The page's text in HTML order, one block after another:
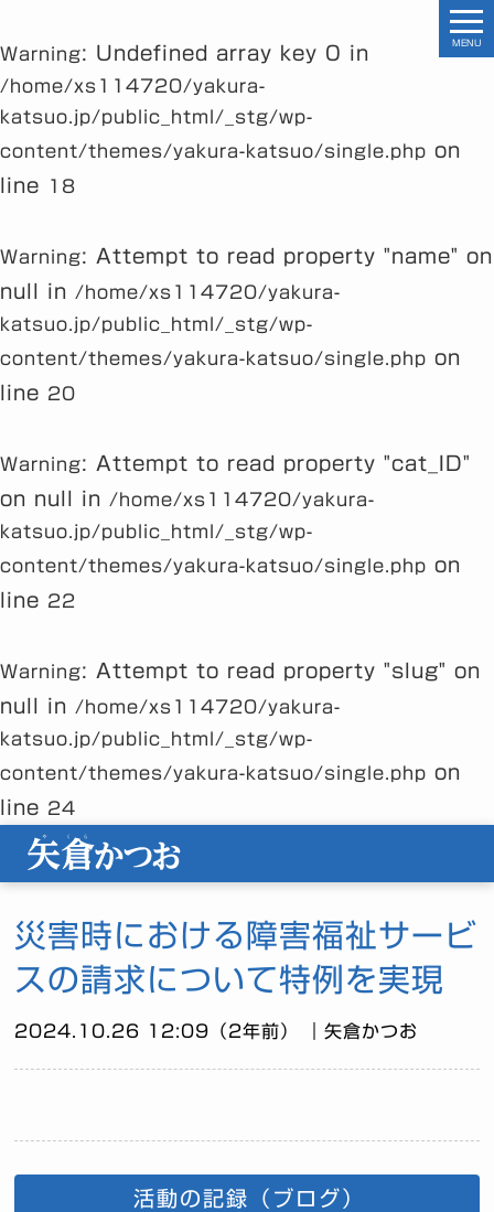
Warning: Undefined array key 0 in
/home/xs114720/yakura-
katsuo.jp/public_html/_stg/wp-
content/themes/yakura-katsuo/single.php on
line
18
Warning: Attempt to read property "name" on
null in
/home/xs114720/yakura-
katsuo.jp/public_html/_stg/wp-
content/themes/yakura-katsuo/single.php on
line 20
Warning: Attempt to read property "cat_ID"
on null in
/home/xs114720/yakura-
katsuo.jp/public_html/_stg/wp-
content/themes/yakura-katsuo/single.php on
line 22
Warning: Attempt to read property "slug" on
null in
/home/xs114720/yakura-
katsuo.jp/public_html/_stg/wp-
content/themes/yakura-katsuo/single.php on
line 24
災害時における障害福祉サービ
スの請求について特例を実現
2024.10.26 12:09（2年前） ｜矢倉かつお
活動の記録（ブログ）
MENU